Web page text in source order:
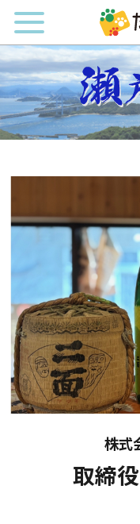
株式
取締